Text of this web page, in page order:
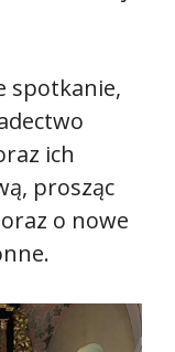
spotkanie,
ich
prosząc
o nowe